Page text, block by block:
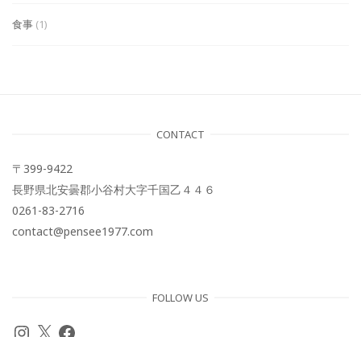
食事 (1)
CONTACT
〒399-9422
長野県北安曇郡小谷村大字千国乙４４６
0261-83-2716
contact@pensee1977.com
FOLLOW US
Instagram
X Facebook